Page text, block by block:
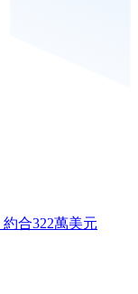
合322萬美元